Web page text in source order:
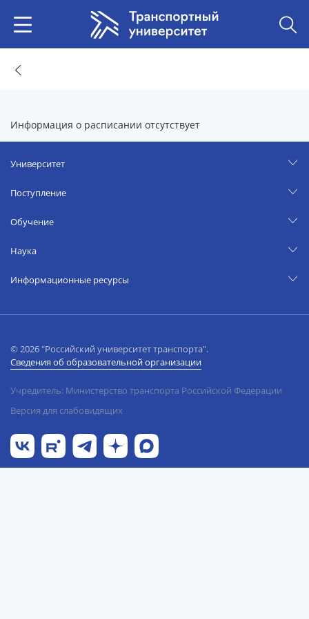
Информация о расписании отсутствует
Университет
Поступление
Обучение
Наука
Информационные ресурсы
© 2026 "Российский университет транспорта".
Сведения об образовательной организации
Учредитель: Министерство транспорта Российской Федерации
Версия для слабовидящих